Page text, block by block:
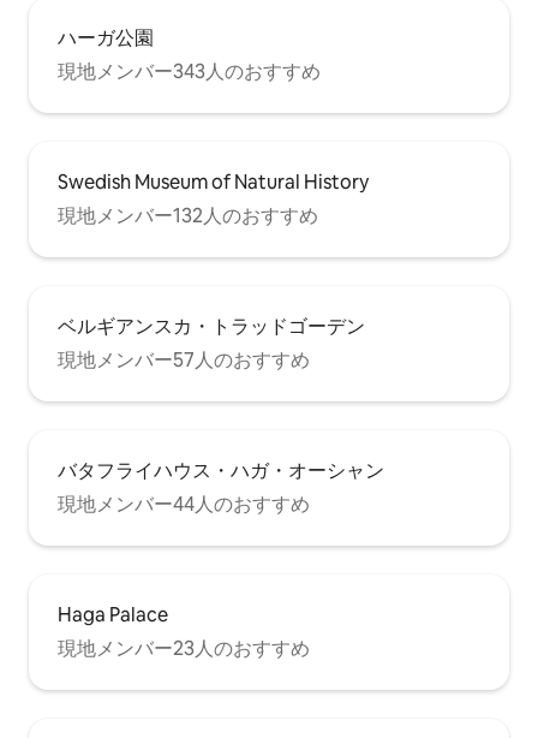
ハーガ公園
現地メンバー343人のおすすめ
Swedish Museum of Natural History
現地メンバー132人のおすすめ
ベルギアンスカ・トラッドゴーデン
現地メンバー57人のおすすめ
バタフライハウス・ハガ・オーシャン
現地メンバー44人のおすすめ
Haga Palace
現地メンバー23人のおすすめ